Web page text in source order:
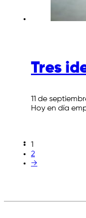
Tres
11 de
Hoy en día
1
2
→